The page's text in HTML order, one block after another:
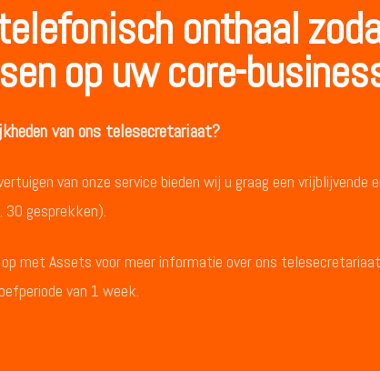
onthaal
op uw core-
van ons telesecretariaat?
van onze service bieden wij u graag een vrijblijvende
30 gesprekken).
met Assets voor meer informatie over ons
van 1 week.